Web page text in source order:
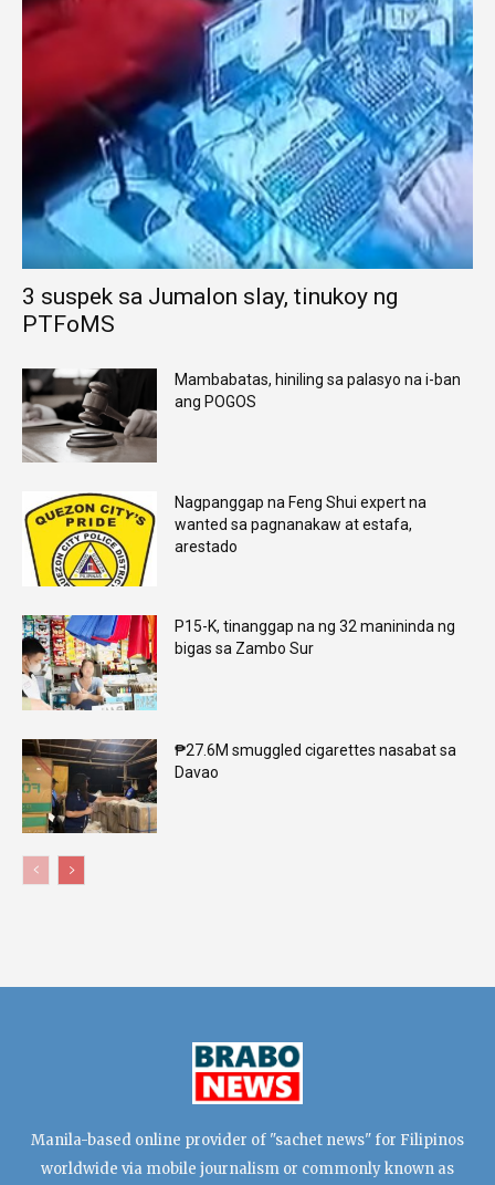
3 suspek sa Jumalon slay, tinukoy ng
PTFoMS
Mambabatas, hiniling sa palasyo na i-ban
ang POGOS
Nagpanggap na Feng Shui expert na
wanted sa pagnanakaw at estafa,
arestado
P15-K, tinanggap na ng 32 manininda ng
bigas sa Zambo Sur
₱27.6M smuggled cigarettes nasabat sa
Davao
Manila-based online provider of "sachet news" for Filipinos
worldwide via mobile journalism or commonly known as